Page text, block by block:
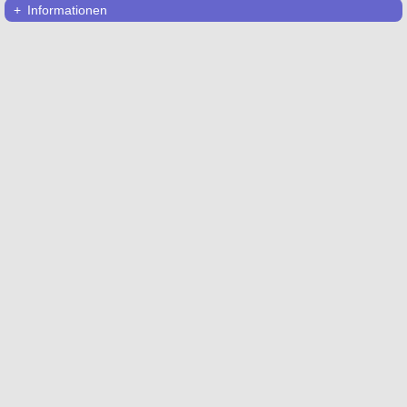
Informationen